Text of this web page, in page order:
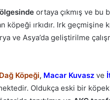
ortaya çıkmış ve
köpeği ırkıdır. Irk geçmişine
ve Asya’da geliştirilme
Köpeği, Macar Kuvasz ve
Oldukça eski bir köpek